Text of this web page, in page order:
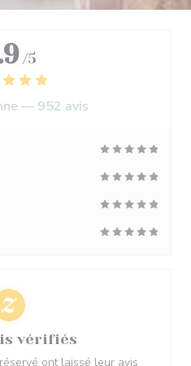
/5
— 952 avis
vérifiés
ont laissé leur avis